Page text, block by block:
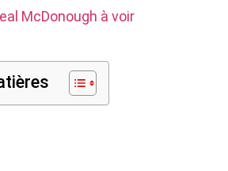
McDonough à voir